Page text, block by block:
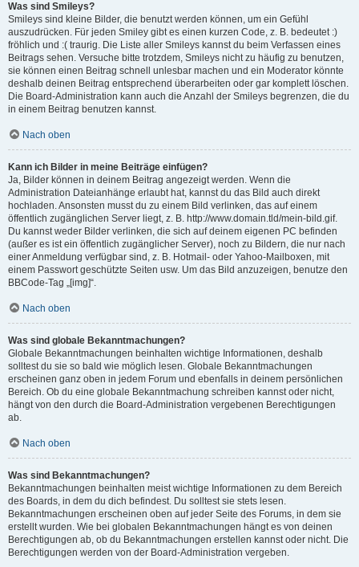
Was sind Smileys?
Smileys sind kleine Bilder, die benutzt werden können, um ein Gefühl
auszudrücken. Für jeden Smiley gibt es einen kurzen Code, z. B. bedeutet :)
fröhlich und :( traurig. Die Liste aller Smileys kannst du beim Verfassen eines
Beitrags sehen. Versuche bitte trotzdem, Smileys nicht zu häufig zu benutzen,
sie können einen Beitrag schnell unlesbar machen und ein Moderator könnte
deshalb deinen Beitrag entsprechend überarbeiten oder gar komplett löschen.
Die Board-Administration kann auch die Anzahl der Smileys begrenzen, die du
in einem Beitrag benutzen kannst.
Nach oben
Kann ich Bilder in meine Beiträge einfügen?
Ja, Bilder können in deinem Beitrag angezeigt werden. Wenn die
Administration Dateianhänge erlaubt hat, kannst du das Bild auch direkt
hochladen. Ansonsten musst du zu einem Bild verlinken, das auf einem
öffentlich zugänglichen Server liegt, z. B. http://www.domain.tld/mein-bild.gif.
Du kannst weder Bilder verlinken, die sich auf deinem eigenen PC befinden
(außer es ist ein öffentlich zugänglicher Server), noch zu Bildern, die nur nach
einer Anmeldung verfügbar sind, z. B. Hotmail- oder Yahoo-Mailboxen, mit
einem Passwort geschützte Seiten usw. Um das Bild anzuzeigen, benutze den
BBCode-Tag „[img]“.
Nach oben
Was sind globale Bekanntmachungen?
Globale Bekanntmachungen beinhalten wichtige Informationen, deshalb
solltest du sie so bald wie möglich lesen. Globale Bekanntmachungen
erscheinen ganz oben in jedem Forum und ebenfalls in deinem persönlichen
Bereich. Ob du eine globale Bekanntmachung schreiben kannst oder nicht,
hängt von den durch die Board-Administration vergebenen Berechtigungen
ab.
Nach oben
Was sind Bekanntmachungen?
Bekanntmachungen beinhalten meist wichtige Informationen zu dem Bereich
des Boards, in dem du dich befindest. Du solltest sie stets lesen.
Bekanntmachungen erscheinen oben auf jeder Seite des Forums, in dem sie
erstellt wurden. Wie bei globalen Bekanntmachungen hängt es von deinen
Berechtigungen ab, ob du Bekanntmachungen erstellen kannst oder nicht. Die
Berechtigungen werden von der Board-Administration vergeben.